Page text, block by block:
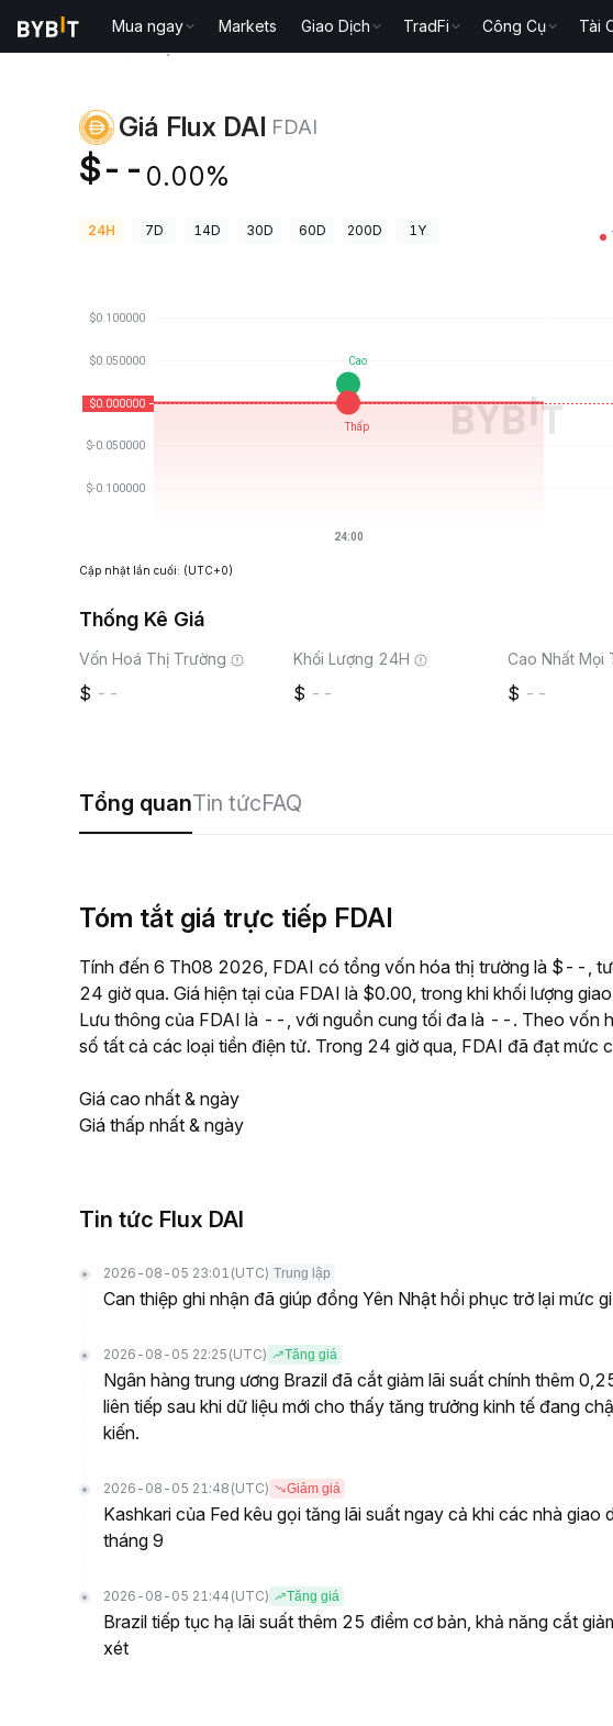
Mua ngay Markets Giao Dịch TradFi Công Cụ Tài
Giá Flux DAI FDAI
$-- 0.00%
24H 7D 14D 30D 60D 200D 1Y
Cập nhật lần cuối: (UTC+0)
Thống Kê Giá
Vốn Hoá Thị Trường
--
Khối Lượng 24H
--
Cao Nhất Mọi
--
Tổng quanTin tứcFAQ
Tóm tắt giá trực tiếp FDAI
Tính đến 6 Th08 2026, FDAI có tổng vốn hóa thị trường là $--,
24 giờ qua. Giá hiện tại của FDAI là $0.00, trong khi khối lượng
Lưu thông của FDAI là --, với nguồn cung tối đa là --. Theo vốn
số tất cả các loại tiền điện tử. Trong 24 giờ qua, FDAI đã đạt
Giá cao nhất & ngày
Giá thấp nhất & ngày
Tin tức Flux DAI
2026-08-05 23:01 (UTC) Trung lập
Can thiệp ghi nhận đã giúp đồng Yên Nhật hồi phục trở lại mức
2026-08-05 22:25 (UTC) Tăng giá
Ngân hàng trung ương Brazil đã cắt giảm lãi suất chính thêm
liên tiếp sau khi dữ liệu mới cho thấy tăng trưởng kinh tế đang
kiến.
2026-08-05 21:48 (UTC) Giảm giá
Kashkari của Fed kêu gọi tăng lãi suất ngay cả khi các nhà
tháng 9
2026-08-05 21:44 (UTC) Tăng giá
Brazil tiếp tục hạ lãi suất thêm 25 điểm cơ bản, khả năng cắt
xét